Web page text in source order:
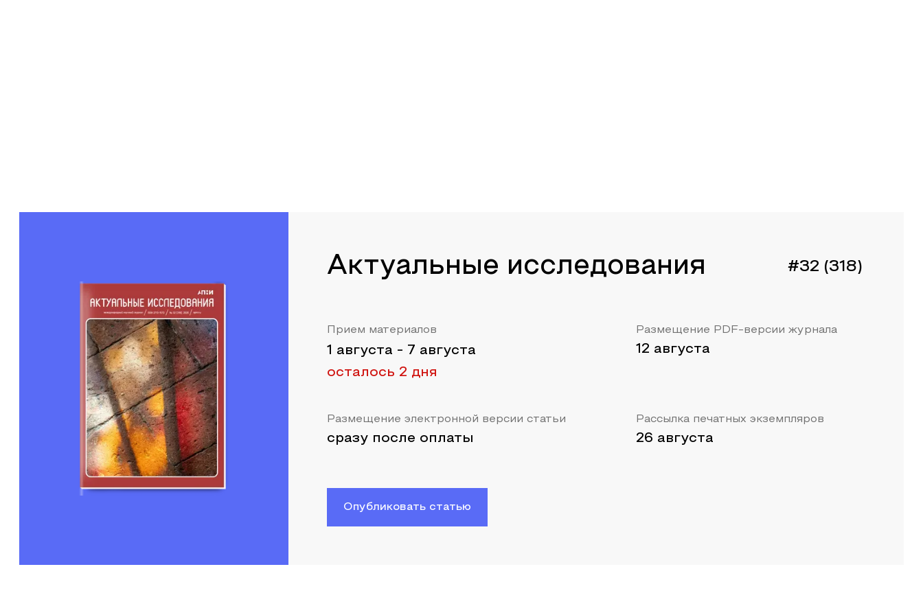
Актуальные исследования #32 (318)
Прием материалов
1 августа - 7 августа
осталось 2 дня
Размещение PDF-версии журнала
12 августа
Размещение электронной версии статьи
сразу после оплаты
Рассылка печатных экземпляров
26 августа
Опубликовать статью